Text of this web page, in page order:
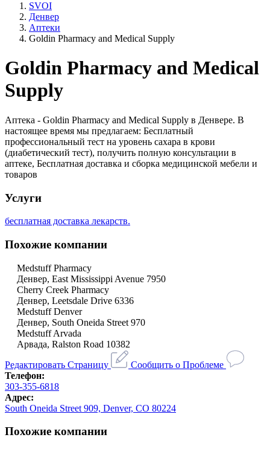
SVOI
Денвер
Аптеки
Goldin Pharmacy and Medical Supply
Goldin Pharmacy and Medical
Supply
Аптека - Goldin Pharmacy and Medical Supply в Денвере. В
настоящее время мы предлагаем: Бесплатный
профессиональный тест на уровень сахара в крови
(диабетический тест), получить полную консультации в
аптеке, Бесплатная доставка и сборка медицинской мебели и
товаров
Услуги
бесплатная доставка лекарств.
Похожие компании
Medstuff Pharmacy
Денвер, East Mississippi Avenue 7950
Cherry Creek Pharmacy
Денвер, Leetsdale Drive 6336
Medstuff Denver
Денвер, South Oneida Street 970
Medstuff Arvada
Арвада, Ralston Road 10382
Редактировать Страницу
Сообщить о Проблеме
Телефон:
303-355-6818
Адрес:
South Oneida Street 909, Denver, CO 80224
Похожие компании